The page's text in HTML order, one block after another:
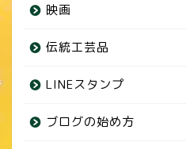
映画
伝統工芸品
LINEスタンプ
ブログの始め方